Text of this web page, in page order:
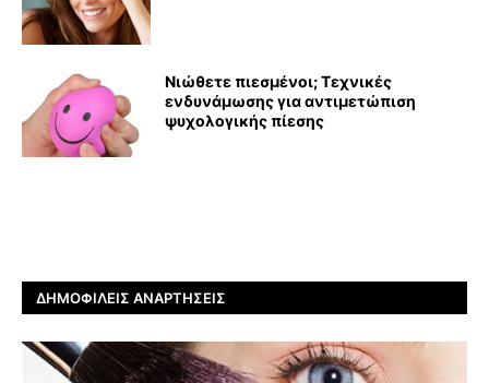
Νιώθετε πιεσμένοι; Τεχνικές
ενδυνάμωσης για αντιμετώπιση
ψυχολογικής πίεσης
ΔΗΜΟΦΙΛΕΊΣ ΑΝΑΡΤΉΣΕΙΣ